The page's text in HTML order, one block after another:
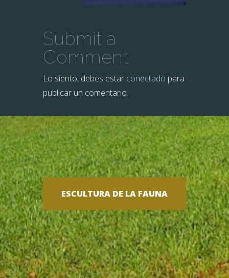
Submit a
Comment
Lo siento, debes estar conectado para
publicar un comentario.
ESCULTURA DE LA FAUNA